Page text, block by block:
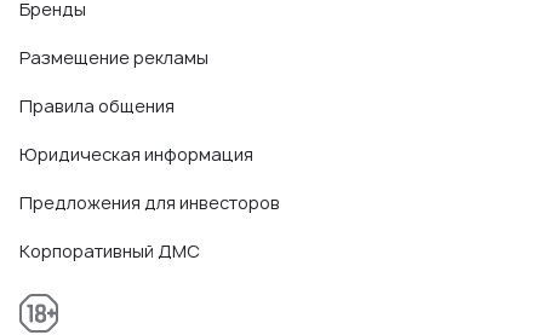
Бренды
Размещение рекламы
Правила общения
Юридическая информация
Предложения для инвесторов
Корпоративный ДМС